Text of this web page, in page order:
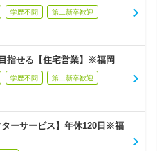
学歴不問 第二新卒歓迎
指せる【住宅営業】※福岡
学歴不問 第二新卒歓迎
ーサービス】年休120日※福